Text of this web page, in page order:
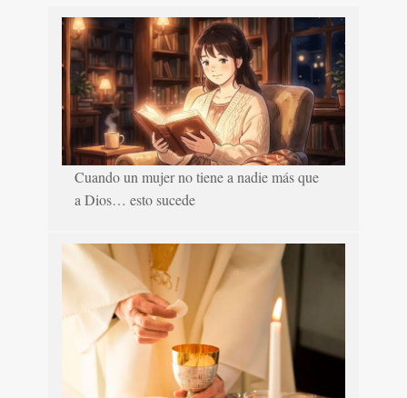
Cuando un mujer no tiene a nadie más que
a Dios… esto sucede